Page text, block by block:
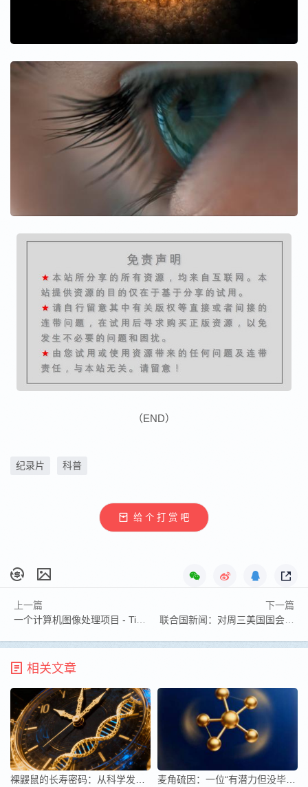
（END）
纪录片 科普
给 个 打 赏 吧
上一篇
一个计算机图像处理项目 - Time-Travel Rephotograph
下一篇
联合国新闻：对周三美国国会大厦所遭受的攻击深感不安
相关文章
裸鼹鼠的长寿密码：从科学发现到日常抗衰的实用指南 麦角硫因：一位“有潜力但没毕业”的抗衰老选手